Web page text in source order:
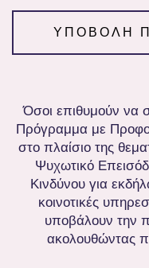
ΥΠΟΒΟΛΗ
Όσοι επιθυμούν να
Πρόγραμμα με
στο πλαίσιο της
Ψυχωτικό
Κινδύνου για
κοινοτικές
υποβάλουν την
ακολουθώντας